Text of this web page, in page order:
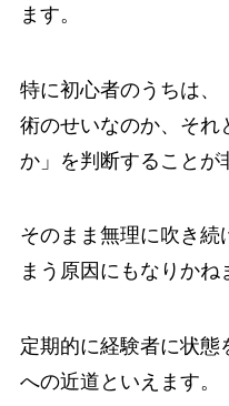
ます。
特に初心者のうちは、
術のせいなのか、それ
か」を判断することが
そのまま無理に吹き続
まう原因にもなりかね
定期的に経験者に状態
への近道といえます。